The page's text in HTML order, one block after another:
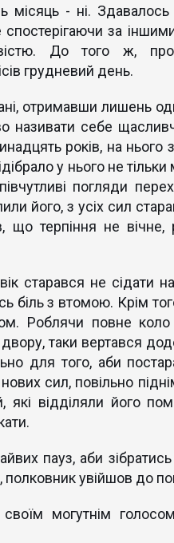
місяць - ні.
спостерігаючи за
До того ж,
грудневий день.
отримавши лишень
називати себе
років, на нього
у нього не
погляди
його, з усіх сил
терпіння не вічне,
старався не сідати
біль з втомою. Крім
Роблячи повне
таки вертався
для того, аби
сил, повільно
які відділяли його
пауз, аби
полковник увійшов до
могутнім